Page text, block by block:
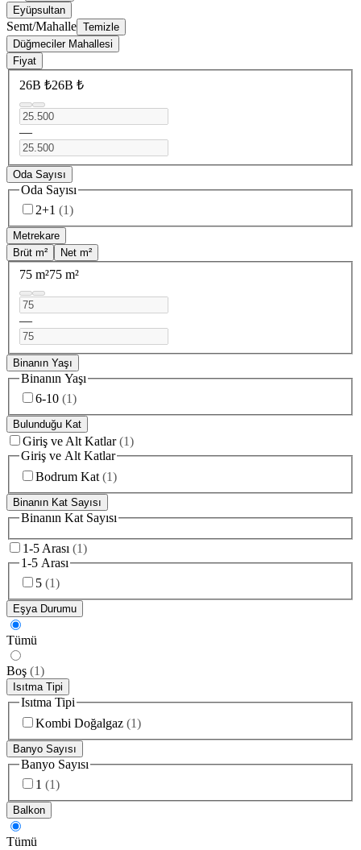
Eyüpsultan
Semt/Mahalle Temizle
Düğmeciler Mahallesi
Fiyat
26B ₺26B ₺
—
Oda Sayısı
Oda Sayısı
2+1 (1)
Metrekare
Brüt m²
Net m²
75 m²75 m²
—
Binanın Yaşı
Binanın Yaşı
6-10 (1)
Bulunduğu Kat
Giriş ve Alt Katlar (1)
Giriş ve Alt Katlar
Bodrum Kat (1)
Binanın Kat Sayısı
Binanın Kat Sayısı
1-5 Arası (1)
1-5 Arası
5 (1)
Eşya Durumu
Tümü
Boş (1)
Isıtma Tipi
Isıtma Tipi
Kombi Doğalgaz (1)
Banyo Sayısı
Banyo Sayısı
1 (1)
Balkon
Tümü